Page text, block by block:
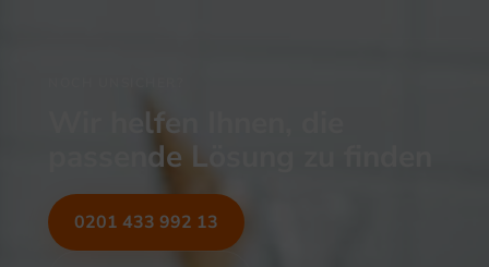
Wir helfen Ihnen, die
passende Lösung zu finden
0201 433 992 13